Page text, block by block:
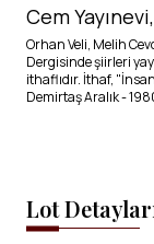
Cem
Orhan Veli, Melih
Dergisinde şiirleri
ithaflıdır. İthaf,
Demirtaş Aralık -
Lot